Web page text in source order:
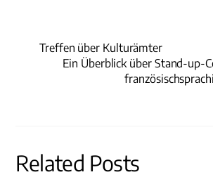
Treffen über Kulturämter
Ein Überblick über Stand-up-
Related Posts